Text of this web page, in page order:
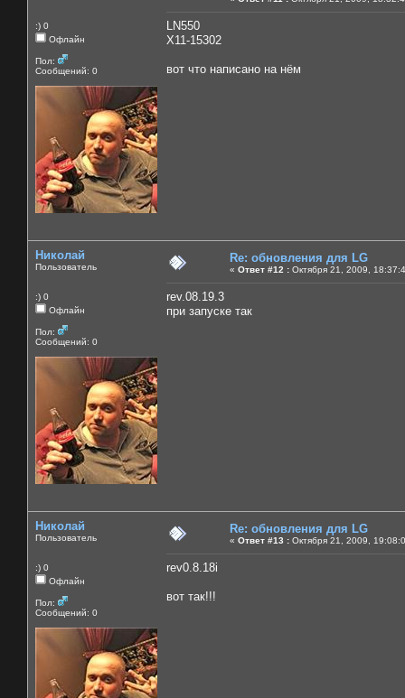
:) 0
Офлайн
Пол:
Сообщений: 0
LN550
X11-15302
вот что написано на нём
Николай
Пользователь
:) 0
Офлайн
Пол:
Сообщений: 0
Re: обновления для LG
« Ответ #12 : Октября 21, 2009,
rev.08.19.3
при запуске так
Николай
Пользователь
:) 0
Офлайн
Пол:
Сообщений: 0
Re: обновления для LG
« Ответ #13 : Октября 21, 2009,
rev0.8.18i
вот так!!!